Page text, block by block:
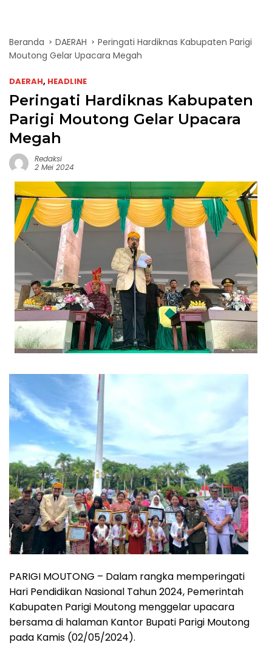
Beranda DAERAH
Peringati Hardiknas Kabupaten Parigi
Moutong Gelar Upacara Megah
DAERAH, HEADLINE
Peringati Hardiknas Kabupaten
Parigi Moutong Gelar Upacara
Megah
Redaksi
2 Mei 2024
PARIGI MOUTONG – Dalam rangka memperingati
Hari Pendidikan Nasional Tahun 2024, Pemerintah
Kabupaten Parigi Moutong menggelar upacara
bersama di halaman Kantor Bupati Parigi Moutong
pada Kamis (02/05/2024).